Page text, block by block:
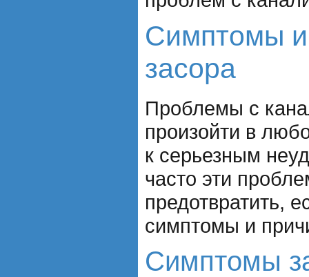
Симптомы
засора
Проблемы с
произойти в
к серьезным
часто эти
предотвратить,
симптомы и
Симптомы